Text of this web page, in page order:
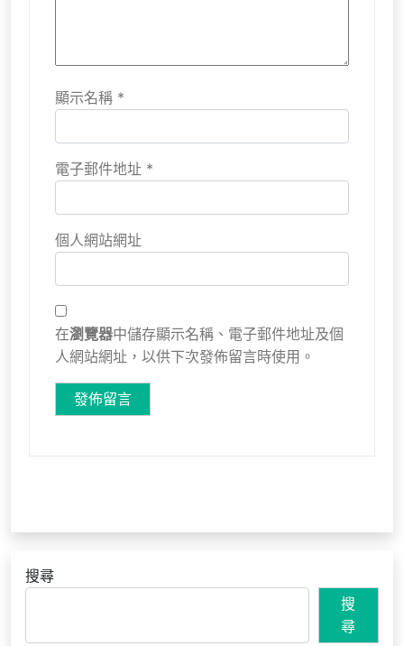
顯示名稱 *
電子郵件地址 *
個人網站網址
在瀏覽器中儲存顯示名稱、電子郵件地址及個
人網站網址，以供下次發佈留言時使用。
搜尋
搜
尋